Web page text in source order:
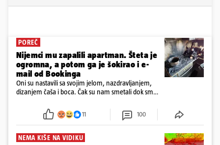
POREČ
Nijemci mu zapalili apartman. Šteta je
ogromna, a potom ga je šokirao i e-
mail od Bookinga
Oni su nastavili sa svojim jelom, nazdravljanjem,
dizanjem čaša i boca. Čak su nam smetali dok smo
požar, rekao je vlasnik
11 100
NEMA KIŠE NA VIDIKU